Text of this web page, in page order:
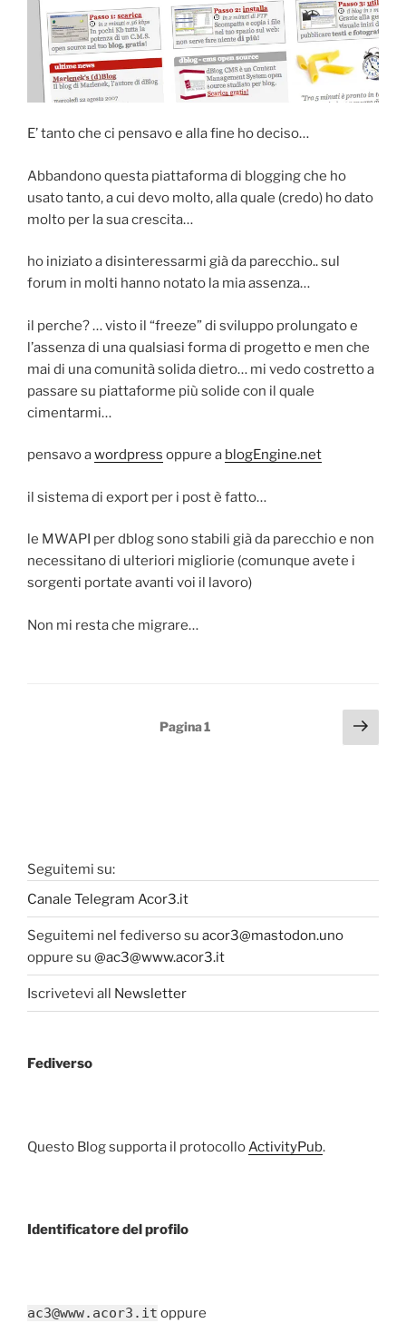
E’ tanto che ci pensavo e alla fine ho deciso…
Abbandono questa piattaforma di blogging che ho
usato tanto, a cui devo molto, alla quale (credo) ho dato
molto per la sua crescita…
ho iniziato a disinteressarmi già da parecchio.. sul
forum in molti hanno notato la mia assenza…
il perche? … visto il “freeze” di sviluppo prolungato e
l’assenza di una qualsiasi forma di progetto e men che
mai di una comunità solida dietro… mi vedo costretto a
passare su piattaforme più solide con il quale
cimentarmi…
pensavo awordpress oppure a blogEngine.net
il sistema di export per i post è fatto…
le MWAPI per dblog sono stabili già da parecchio e non
necessitano di ulteriori migliorie (comunque avete i
sorgenti portate avanti voi il lavoro)
Non mi resta che migrare…
Pagina1
Seguitemi su:
Canale Telegram Acor3.it
Seguitemi nel fediverso su acor3@mastodon.uno
oppure su @ac3@www.acor3.it
Iscrivetevi all Newsletter
Fediverso
Questo Blog supporta il protocolloActivityPub.
Identificatore del profilo
ac3@www.acor3.it oppure